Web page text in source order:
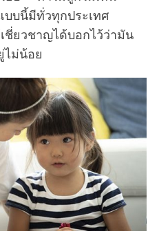
บบนี้มีทั่วทุกประเทศ
ชี่ยวชาญได้บอกไว้ว่ามัน
ไม่น้อย